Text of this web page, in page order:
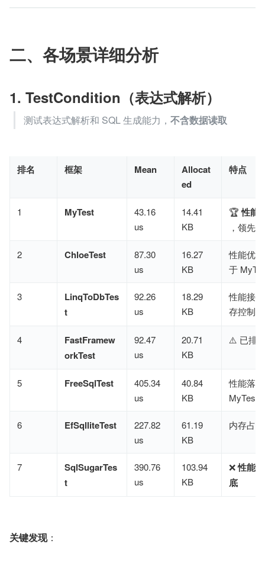
二、各场景详细分析
1. TestCondition（表达式解析）
测试表达式解析和 SQL 生成能力， 不含数据读取
排名 框架 Mean
Allocat
ed
特点
1 MyTest
43.16
us
14.41
KB
🏆 ​性能
，领先
2 ChloeTest
87.30
us
16.27
KB
性能优
于
3
LinqToDbTes
t
92.26
us
18.29
KB
性能接
存控制
4
FastFramew
orkTest
92.47
us
20.71
KB
⚠️ 已排
5 FreeSqlTest
405.34
us
40.84
KB
性能落
MyTest
6 EfSqlliteTest
227.82
us
61.19
KB
内存占
7
SqlSugarTes
t
390.76
us
103.94
KB
❌性能
底
关键发现​：